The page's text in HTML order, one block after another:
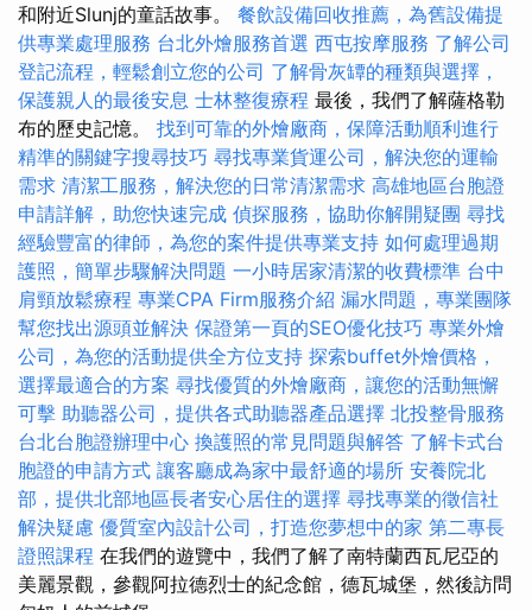
和附近Slunj的童話故事。 餐飲設備回收推薦，為舊設備提
供專業處理服務 台北外燴服務首選 西屯按摩服務 了解公司
登記流程，輕鬆創立您的公司 了解骨灰罈的種類與選擇，
保護親人的最後安息 士林整復療程 最後，我們了解薩格勒
布的歷史記憶。 找到可靠的外燴廠商，保障活動順利進行
精準的關鍵字搜尋技巧 尋找專業貨運公司，解決您的運輸
需求 清潔工服務，解決您的日常清潔需求 高雄地區台胞證
申請詳解，助您快速完成 偵探服務，協助你解開疑團 尋找
經驗豐富的律師，為您的案件提供專業支持 如何處理過期
護照，簡單步驟解決問題 一小時居家清潔的收費標準 台中
肩頸放鬆療程 專業CPA Firm服務介紹 漏水問題，專業團隊
幫您找出源頭並解決 保證第一頁的SEO優化技巧 專業外燴
公司，為您的活動提供全方位支持 探索buffet外燴價格，
選擇最適合的方案 尋找優質的外燴廠商，讓您的活動無懈
可擊 助聽器公司，提供各式助聽器產品選擇 北投整骨服務
台北台胞證辦理中心 換護照的常見問題與解答 了解卡式台
胞證的申請方式 讓客廳成為家中最舒適的場所 安養院北
部，提供北部地區長者安心居住的選擇 尋找專業的徵信社
解決疑慮 優質室內設計公司，打造您夢想中的家 第二專長
證照課程 在我們的遊覽中，我們了解了南特蘭西瓦尼亞的
美麗景觀，參觀阿拉德烈士的紀念館，德瓦城堡，然後訪問